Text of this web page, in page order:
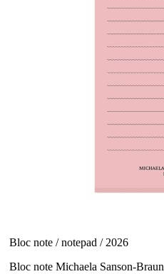
Bloc note / notepad / 2026
Bloc note Michaela Sanson-Braun